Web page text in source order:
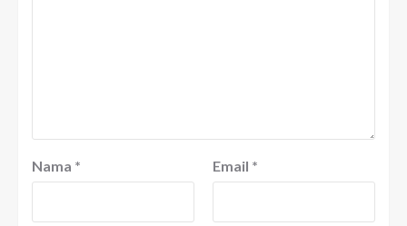
Nama * Email *